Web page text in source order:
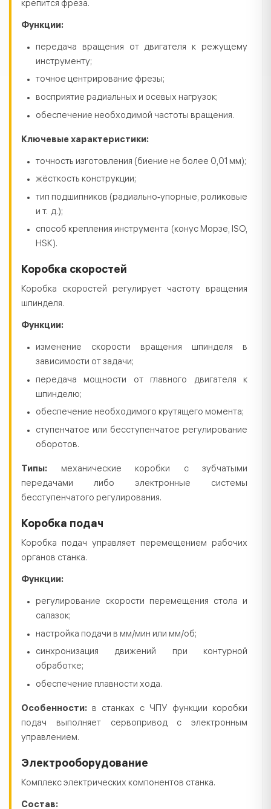
крепится фреза.
Функции:
передача вращения от двигателя к режущему
инструменту;
точное центрирование фрезы;
восприятие радиальных и осевых нагрузок;
обеспечение необходимой частоты вращения.
Ключевые характеристики:
точность изготовления (биение не более 0,01 мм);
жёсткость конструкции;
тип подшипников (радиально‑упорные, роликовые
и т. д.);
способ крепления инструмента (конус Морзе, ISO,
HSK).
Коробка скоростей
Коробка скоростей регулирует частоту вращения
шпинделя.
Функции:
изменение скорости вращения шпинделя в
зависимости от задачи;
передача мощности от главного двигателя к
шпинделю;
обеспечение необходимого крутящего момента;
ступенчатое или бесступенчатое регулирование
оборотов.
Типы: механические коробки с зубчатыми
передачами либо электронные системы
бесступенчатого регулирования.
Коробка подач
Коробка подач управляет перемещением рабочих
органов станка.
Функции:
регулирование скорости перемещения стола и
салазок;
настройка подачи в мм/мин или мм/об;
синхронизация движений при контурной
обработке;
обеспечение плавности хода.
Особенности: в станках с ЧПУ функции коробки
подач выполняет сервопривод с электронным
управлением.
Электрооборудование
Комплекс электрических компонентов станка.
Состав: